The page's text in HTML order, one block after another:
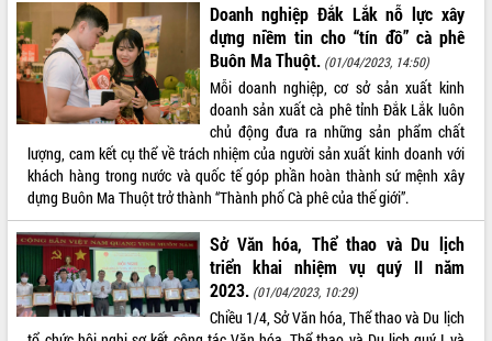
VIDEO
Doanh nghiệp Đắk Lắk nỗ lực xây
dựng niềm tin cho “tín đồ” cà phê
Buôn Ma Thuột. (01/04/2023, 14:50)
Mỗi doanh nghiệp, cơ sở sản xuất kinh
doanh sản xuất cà phê tỉnh Đắk Lắk luôn
chủ động đưa ra những sản phẩm chất
lượng, cam kết cụ thể về trách nhiệm của người sản xuất kinh doanh với
khách hàng trong nước và quốc tế góp phần hoàn thành sứ mệnh xây
dựng Buôn Ma Thuột trở thành “Thành phố Cà phê của thế giới”.
Sở Văn hóa, Thể thao và Du lịch
triển khai nhiệm vụ quý II năm
2023. (01/04/2023, 10:29)
Chiều 1/4, Sở Văn hóa, Thể thao và Du lịch